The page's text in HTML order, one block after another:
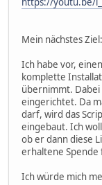
Mein nächstes Ziel:
Ich habe vor,
komplette
übernimmt. Dabei
eingerichtet. Da
darf, wird das
eingebaut. Ich
ob er dann diese
erhaltene
Ich würde mich